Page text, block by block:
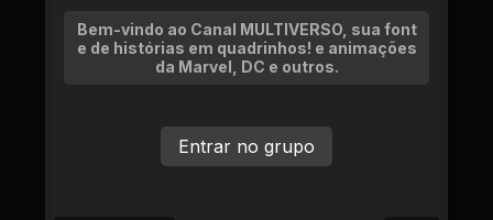
Bem-vindo ao Canal MULTIVERSO, sua font
e de histórias em quadrinhos! e animações
da Marvel, DC e outros.
Entrar no grupo